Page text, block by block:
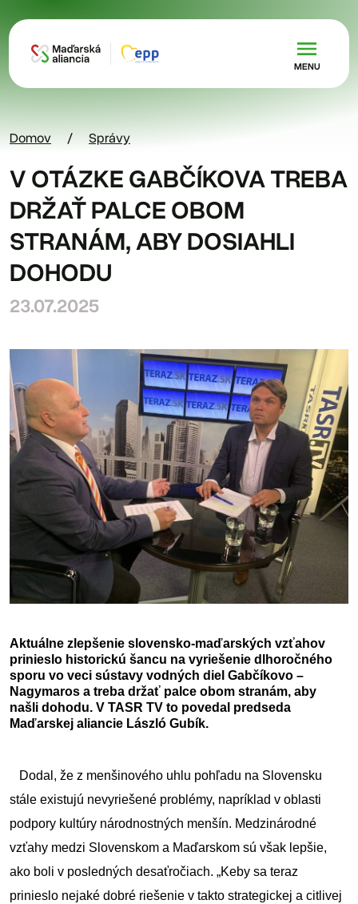
MENU
Domov Správy
V OTÁZKE GABČÍKOVA TREBA
DRŽAŤ PALCE OBOM
STRANÁM, ABY DOSIAHLI
DOHODU
23.07.2025
Aktuálne zlepšenie slovensko-maďarských vzťahov
prinieslo historickú šancu na vyriešenie dlhoročného
sporu vo veci sústavy vodných diel Gabčíkovo –
Nagymaros a treba držať palce obom stranám, aby
našli dohodu. V TASR TV to povedal predseda
Maďarskej aliancie László Gubík.
Dodal, že z menšinového uhlu pohľadu na Slovensku
stále existujú nevyriešené problémy, napríklad v oblasti
podpory kultúry národnostných menšín. Medzinárodné
vzťahy medzi Slovenskom a Maďarskom sú však lepšie,
ako boli v posledných desaťročiach. „Keby sa teraz
prinieslo nejaké dobré riešenie v takto strategickej a citlivej